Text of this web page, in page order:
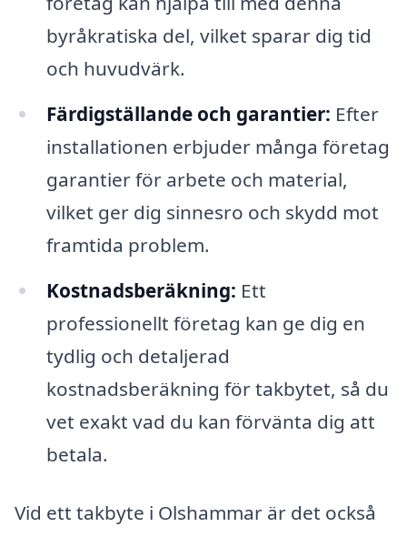
byråkratiska del, vilket sparar dig tid
och huvudvärk.
Färdigställande och garantier: Efter
installationen erbjuder många företag
garantier för arbete och material,
vilket ger dig sinnesro och skydd mot
framtida problem.
Kostnadsberäkning: Ett
professionellt företag kan ge dig en
tydlig och detaljerad
kostnadsberäkning för takbytet, så du
vet exakt vad du kan förvänta dig att
betala.
Vid ett takbyte i Olshammar är det också